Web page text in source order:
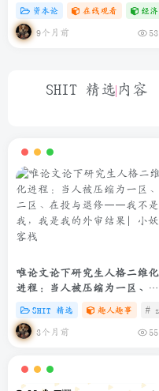
资本论 在线观看 经济
9个月前 53
SHIT 精选内容
唯论文论下研究生人格二维化
进程：当人被压缩为一区、二
区、在投与退修——我不是
我，我是我的外审结果
SHIT 精选 趣人趣事 #
3个月前 55